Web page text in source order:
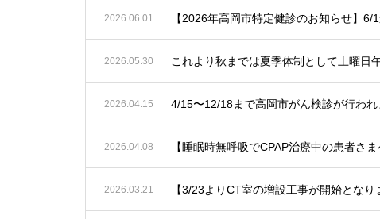
2026.06.01
2026.05.30
2026.04.15 4/15〜12/18まで高岡市がん検診が行わ
2026.04.08
2026.03.21 【3/23よりCT室の増設工事が開始とな